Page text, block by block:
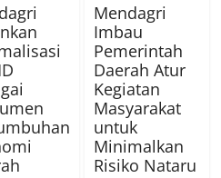
Mendagri
Imbau
Pemerintah
Daerah Atur
Kegiatan
Masyarakat
untuk
Minimalkan
Risiko Nataru